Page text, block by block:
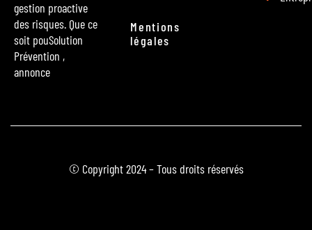
gestion proactive
des risques. Que ce
soit pouSolution
Prévention ,
annonce
Mentions
légales
© Copyright 2024 – Tous droits réservés